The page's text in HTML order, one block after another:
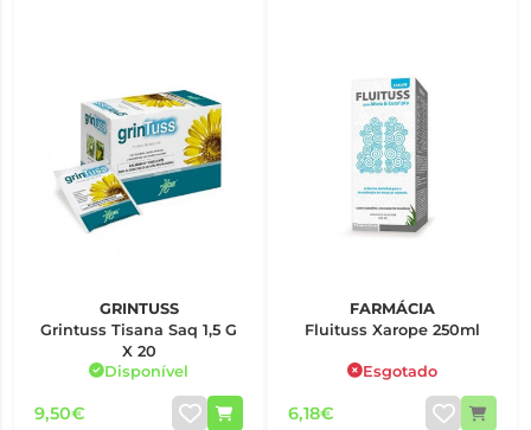
GRINTUSS
Grintuss Tisana Saq 1,5 G
X 20
Disponível
9,50€
FARMÁCIA
Fluituss Xarope 250ml
Esgotado
6,18€